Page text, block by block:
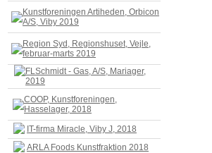
Kunstforeningen Artiheden, Orbicon
A/S, Viby 2019
Region Syd, Regionshuset, Vejle,
februar-marts 2019
FLSchmidt - Gas, A/S, Mariager,
2019
COOP, Kunstforeningen,
Hasselager, 2018
IT-firma Miracle, Viby J, 2018
ARLA Foods Kunstfraktion 2018